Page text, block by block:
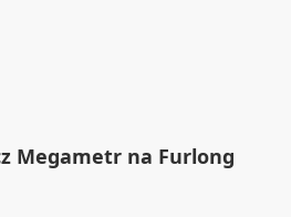
Megametr na Furlong